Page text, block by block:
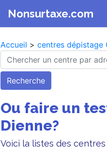
Nonsurtaxe.com
Accueil > centres dépistage
Recherche
Ou faire un
Dienne?
Voici la listes des